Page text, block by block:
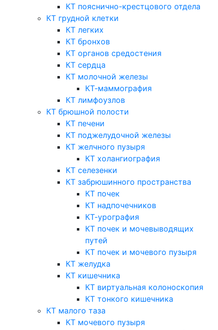
КТ пояснично-крестцового отдела
КТ грудной клетки
КТ легких
КТ бронхов
КТ органов средостения
КТ сердца
КТ молочной железы
КТ-маммография
КТ лимфоузлов
КТ брюшной полости
КТ печени
КТ поджелудочной железы
КТ желчного пузыря
КТ холангиография
КТ селезенки
КТ забрюшинного пространства
КТ почек
КТ надпочечников
КТ-урография
КТ почек и мочевыводящих
путей
КТ почек и мочевого пузыря
КТ желудка
КТ кишечника
КТ виртуальная колоноскопия
КТ тонкого кишечника
КТ малого таза
КТ мочевого пузыря